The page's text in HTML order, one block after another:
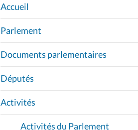
N
A
V
I
G
A
T
I
O
Accueil
Parlement
Documents parlementaires
Députés
Activités
Activités du Parlement